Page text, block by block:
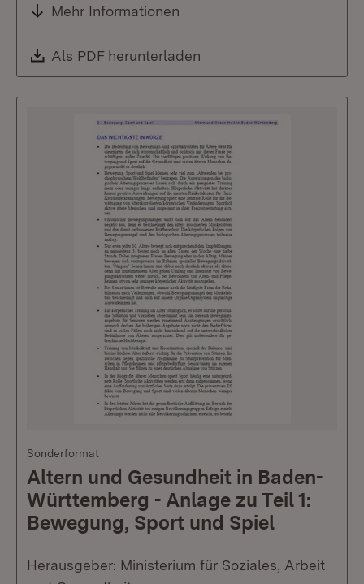
Mehr Informationen
Download:
Als PDF herunterladen
Sonderformat
Altern und Gesundheit in Baden-
Württemberg - Anlage zu Teil 1:
Bewegung, Sport und Spiel
Herausgeber: Ministerium für Soziales, Arbeit